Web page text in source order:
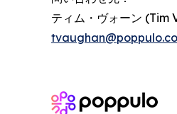
ティム・ヴォーン (Tim